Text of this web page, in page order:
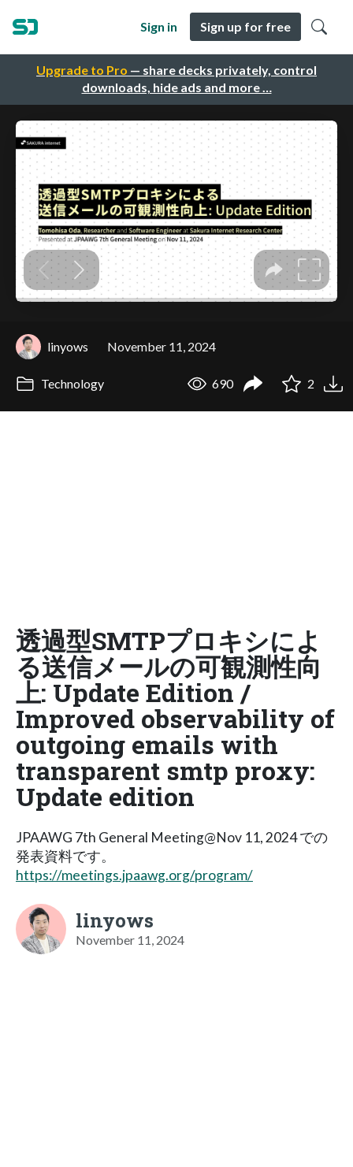
Upgrade to Pro — share decks privately, control
downloads, hide ads and more …
Sign in Sign up for free
linyows November 11, 2024
Technology 690 2
透過型SMTPプロキシによ
る送信メールの可観測性向
上: Update Edition /
Improved observability of
outgoing emails with
transparent smtp proxy:
Update edition
JPAAWG 7th General Meeting@Nov 11, 2024 での
発表資料です。
https://meetings.jpaawg.org/program/
linyows
November 11, 2024